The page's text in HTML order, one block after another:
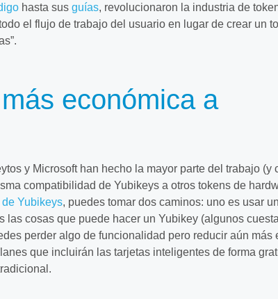
hasta sus guías, revolucionaron la industria de
el flujo de trabajo del usuario en lugar de crear un
económica a
y Microsoft han hecho la mayor parte del trabajo (y
compatibilidad de Yubikeys a otros tokens de
Yubikeys, puedes tomar dos caminos: uno es usar
las cosas que puede hacer un Yubikey (algunos
perder algo de funcionalidad pero reducir aún más
que incluirán las tarjetas inteligentes de forma